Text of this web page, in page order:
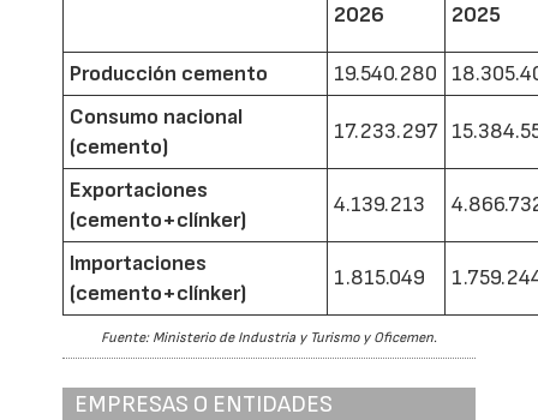
2026 2025
Producción cemento 19.540.280
Consumo nacional
(cemento)
17.233.297
Exportaciones
(cemento+clínker)
4.139.213
Importaciones
(cemento+clínker)
1.815.049
Fuente: Ministerio de Industria y Turismo y Oficemen.
EMPRESAS O ENTIDADES